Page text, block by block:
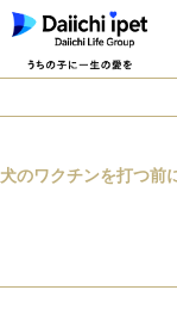
犬のワクチンを打つ前